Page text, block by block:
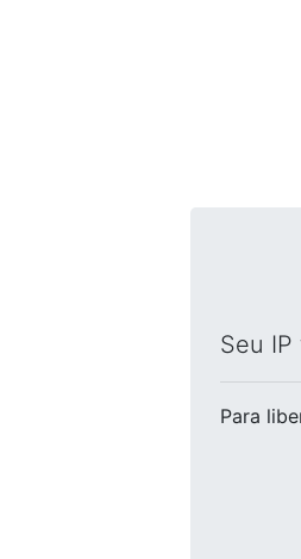
Seu
Para